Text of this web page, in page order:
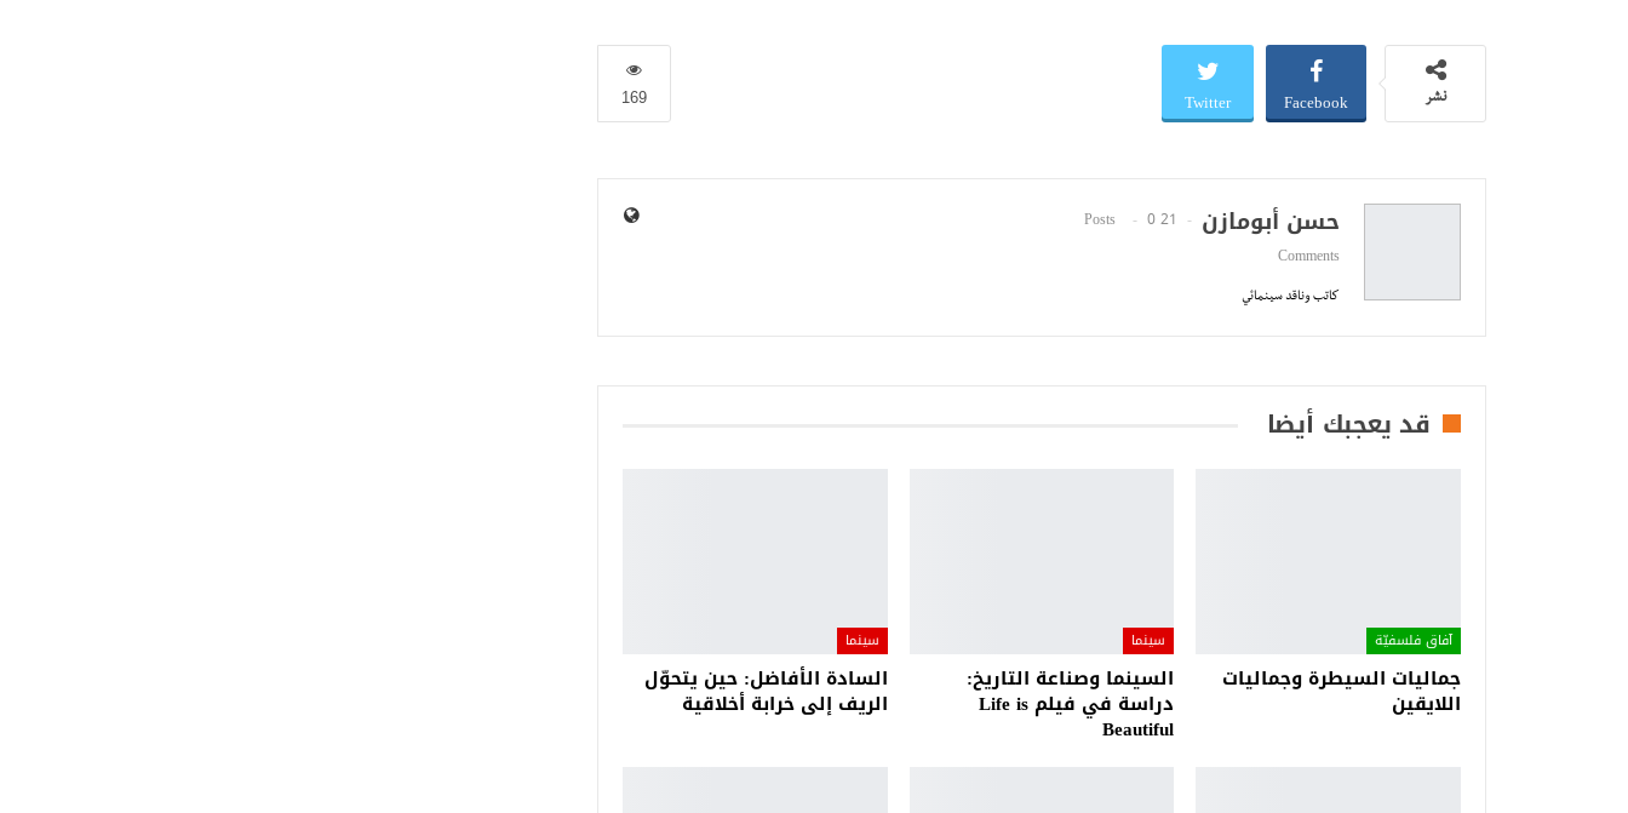
169 نشر Facebook
Twitter
حسن أبومازن 21 Posts
0
Comments
كاتب وناقد سينمائي
قد يعجبك أيضا
آفاق فلسفيّة‎
جماليات السيطرة وجماليات
اللايقين
سينما
السينما وصناعة التاريخ:
دراسة في فيلم Life is
Beautiful
سينما
السادة الأفاضل: حين يتحوّل
الريف إلى خرابة أخلاقية